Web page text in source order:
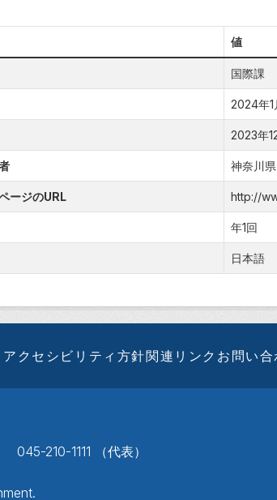
値
国際課
2024年
2023年
神奈川県
ージのURL http://
年1回
日本語
アクセシビリティ方針関連リンク お問い合
210-1111 （代表）